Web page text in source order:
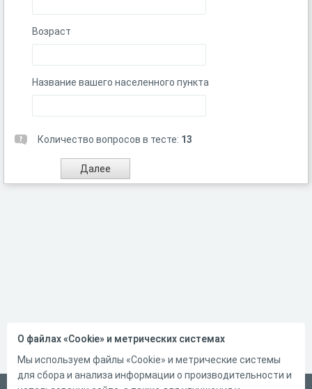
Возраст
Название вашего населенного пункта
Количество вопросов в тесте: 13
О файлах «Cookie» и метрических системах
Мы используем файлы «Cookie» и метрические системы
для сбора и анализа информации о производительности и